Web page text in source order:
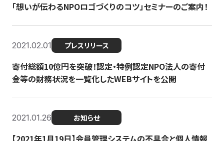
「想いが伝わるNPOロゴづくりのコツ」セミナーのご案内！
2021.02.01 プレスリリース
寄付総額10億円を突破！認定・特例認定NPO法人の寄付
金等の財務状況を一覧化したWEBサイトを公開
2021.01.26 お知らせ
【2021年1月19日】会員管理システムの不具合と個人情報